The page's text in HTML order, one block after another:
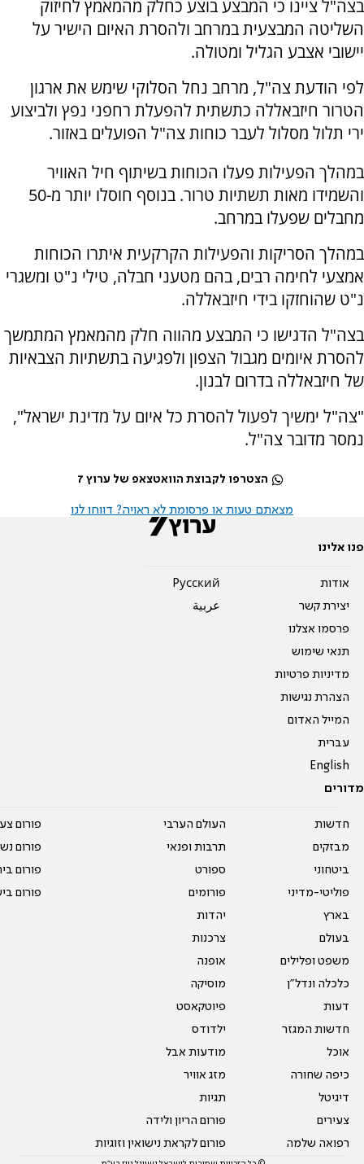
בצה"ל ציינו כי המבצע בוצע כחלק מהמאמץ לחיזוק
השליטה המבצעית במרחב ולהסרת האיום הישיר על
יישובי אצבע הגליל ומטולה.
לפי הודעת צה"ל, מרחב נחל הסלוקי שימש את ארגון
הטרור חיזבאללה כתשתית להפעלת רחפני נפץ ולביצוע
ירי תלול מסלול לעבר כוחות צה"ל הפועלים באזור.
במהלך הפעילות פעלו הכוחות בשיתוף חיל האוויר
והשמידו מאות תשתיות טרור. בנוסף חוסלו יותר מ-50
מחבלים שפעלו במרחב.
במהלך הסריקות והפעילות הקרקעית איתרו הכוחות
אמצעי לחימה רבים, בהם מטעני חבלה, טילי נ"ט ומשגרי
נ"ט שהוחזקו בידי חיזבאללה.
בצה"ל הדגישו כי המבצע מהווה חלק מהמאמץ המתמשך
להסרת איומים מגבול הצפון ולפגיעה בתשתיות הצבאיות
של חיזבאללה בדרום לבנון.
"צה"ל ימשיך לפעול להסרת כל איום על מדינת ישראל",
נמסר מדובר צה"ל.
הצטרפו לקבוצת הוואטצאפ של ערוץ 7
מצאתם טעות או פרסומת לא ראויה? דווחו לנו
פנו אלינו
אודות
יצירת קשר
פרסמו אצלנו
תנאי שימוש
מדיניות פרטיות
הצהרת נגישות
המייל האדום
עברית
English
Pусский
عربية
מדורים
חדשות
מבזקים
ביטחוני
פוליטי-מדיני
בארץ
בעולם
משפט ופלילים
כלכלה ונדל"ן
דעות
חדשות המגזר
אוכל
כיפה שחורה
דיגיטל
צעירים
רפואה שלמה
העולם הערבי
תרבות ופנאי
ספורט
פורומים
יהדות
צרכנות
אופנה
מוסיקה
פיוטקאסט
ילדודס
מודעות אבל
מזג אוויר
תגיות
פורום הריון ולידה
פורום לקראת נישואין וזוגיות
פורום
פורום
פורום
פורום